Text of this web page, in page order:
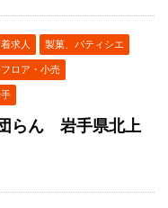
求人 製菓、パティシエ
ロア・小売
らん 岩手県北上